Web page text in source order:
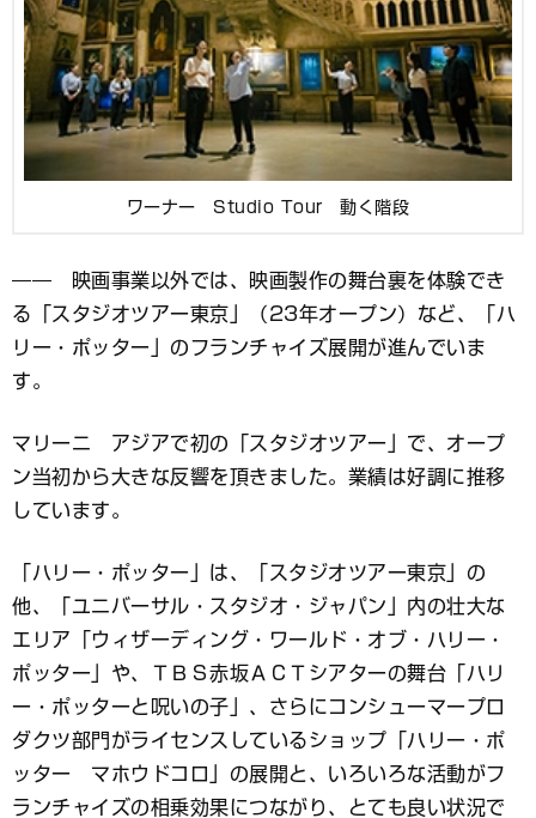
ワーナー Studio Tour 動く階段
―― 映画事業以外では、映画製作の舞台裏を体験でき
る「スタジオツアー東京」（23年オープン）など、「ハ
リー・ポッター」のフランチャイズ展開が進んでいま
す。
マリーニ アジアで初の「スタジオツアー」で、オープ
ン当初から大きな反響を頂きました。業績は好調に推移
しています。
「ハリー・ポッター」は、「スタジオツアー東京」の
他、「ユニバーサル・スタジオ・ジャパン」内の壮大な
エリア「ウィザーディング・ワールド・オブ・ハリー・
ポッター」や、ＴＢＳ赤坂ＡＣＴシアターの舞台「ハリ
ー・ポッターと呪いの子」、さらにコンシューマープロ
ダクツ部門がライセンスしているショップ「ハリー・ポ
ッター マホウドコロ」の展開と、いろいろな活動がフ
ランチャイズの相乗効果につながり、とても良い状況で